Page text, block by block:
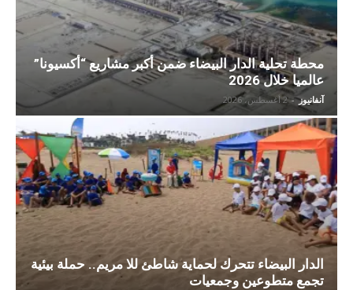
محطة تحلية الدار البيضاء ضمن أكبر مشاريع “أكسيونا”
عالميا خلال 2026
آنفانيوز - 2 أغسطس، 2026
الدار البيضاء تتحرك لحماية شاطئ للا مريم.. حملة بيئية
تجمع متطوعين وجمعيات